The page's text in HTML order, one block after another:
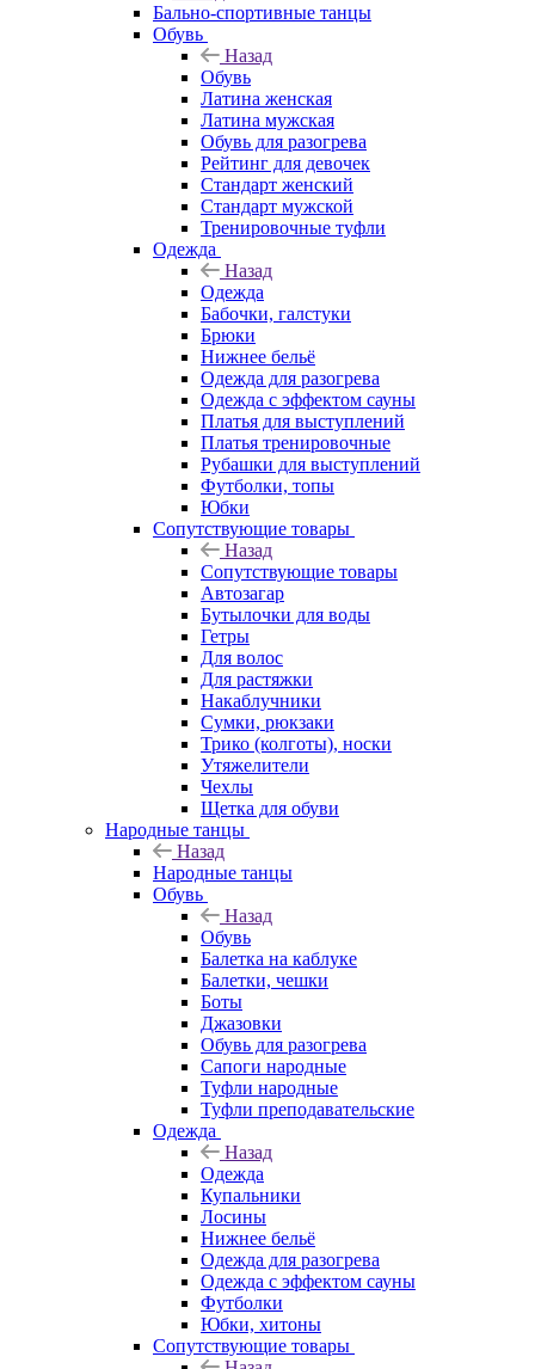
Бально-спортивные танцы
Обувь
Назад
Обувь
Латина женская
Латина мужская
Обувь для разогрева
Рейтинг для девочек
Стандарт женский
Стандарт мужской
Тренировочные туфли
Одежда
Назад
Одежда
Бабочки, галстуки
Брюки
Нижнее бельё
Одежда для разогрева
Одежда с эффектом сауны
Платья для выступлений
Платья тренировочные
Рубашки для выступлений
Футболки, топы
Юбки
Сопутствующие товары
Назад
Сопутствующие товары
Автозагар
Бутылочки для воды
Гетры
Для волос
Для растяжки
Накаблучники
Сумки, рюкзаки
Трико (колготы), носки
Утяжелители
Чехлы
Щетка для обуви
Народные танцы
Назад
Народные танцы
Обувь
Назад
Обувь
Балетка на каблуке
Балетки, чешки
Боты
Джазовки
Обувь для разогрева
Сапоги народные
Туфли народные
Туфли преподавательские
Одежда
Назад
Одежда
Купальники
Лосины
Нижнее бельё
Одежда для разогрева
Одежда с эффектом сауны
Футболки
Юбки, хитоны
Сопутствующие товары